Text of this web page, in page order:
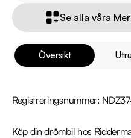
Översikt
Registreringsnummer:
Köp din drömbil hos
Se alla våra